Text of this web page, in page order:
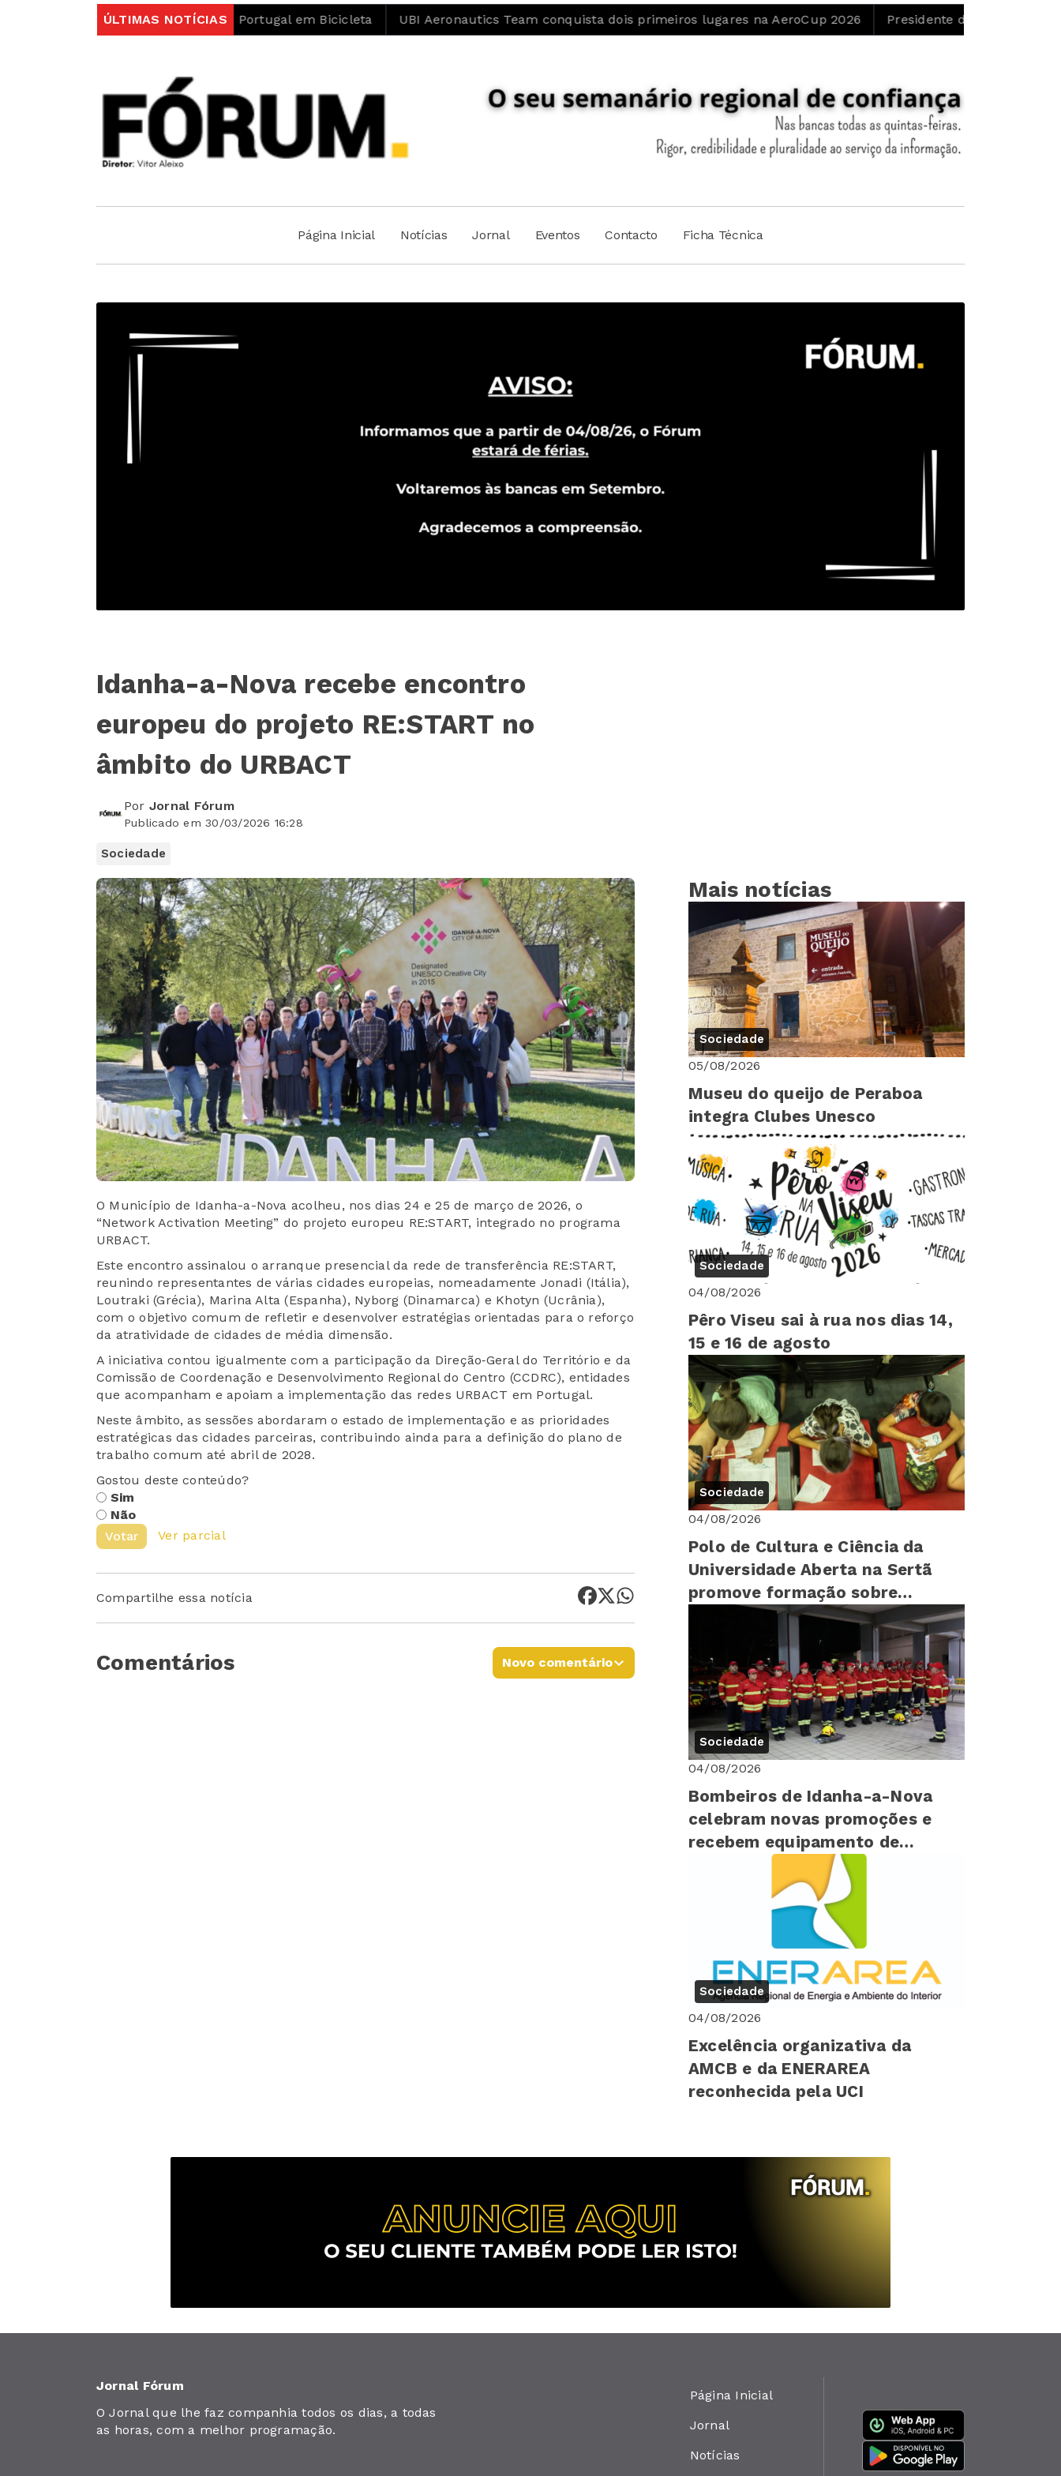
ÚLTIMAS NOTÍCIAS
na Volta a Portugal em Bicicleta UBI Aeronautics Team conquista dois primeiros lugares na AeroCup 2026 Presidente da Junta de Cortes do Meio
Página Inicial Notícias Jornal Eventos Contacto Ficha Técnica
Idanha-a-Nova recebe encontro
europeu do projeto RE:START no
âmbito do URBACT
Por Jornal Fórum
Publicado em 30/03/2026 16:28
Sociedade
O Município de Idanha-a-Nova acolheu, nos dias 24 e 25 de março de 2026, o
“Network Activation Meeting” do projeto europeu RE:START, integrado no programa
URBACT.
Este encontro assinalou o arranque presencial da rede de transferência RE:START,
reunindo representantes de várias cidades europeias, nomeadamente Jonadi (Itália),
Loutraki (Grécia), Marina Alta (Espanha), Nyborg (Dinamarca) e Khotyn (Ucrânia),
com o objetivo comum de refletir e desenvolver estratégias orientadas para o reforço
da atratividade de cidades de média dimensão.
A iniciativa contou igualmente com a participação da Direção‑Geral do Território e da
Comissão de Coordenação e Desenvolvimento Regional do Centro (CCDRC), entidades
que acompanham e apoiam a implementação das redes URBACT em Portugal.
Neste âmbito, as sessões abordaram o estado de implementação e as prioridades
estratégicas das cidades parceiras, contribuindo ainda para a definição do plano de
trabalho comum até abril de 2028.
Gostou deste conteúdo?
Sim
Não
Votar
Ver parcial
Compartilhe essa notícia
Comentários Novo comentário
Mais notícias
Sociedade
05/08/2026
Museu do queijo de Peraboa
integra Clubes Unesco
Sociedade
04/08/2026
Pêro Viseu sai à rua nos dias 14,
15 e 16 de agosto
Sociedade
04/08/2026
Polo de Cultura e Ciência da
Universidade Aberta na Sertã
promove formação sobre
direitos humanos para mais de
Sociedade
04/08/2026
Bombeiros de Idanha-a-Nova
celebram novas promoções e
recebem equipamento de
Sociedade
04/08/2026
Excelência organizativa da
AMCB e da ENERAREA
reconhecida pela UCI
Jornal Fórum
O Jornal que lhe faz companhia todos os dias, a todas
as horas, com a melhor programação.
Página Inicial
Jornal
Notícias